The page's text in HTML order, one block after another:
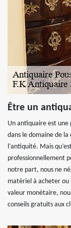
Être un
Un antiquaire est une
dans le domaine de
l’antiquité. Mais
professionnellement
notre part, nous ne
matériel à acheter ou
valeur monétaire,
conseils gratuits aux